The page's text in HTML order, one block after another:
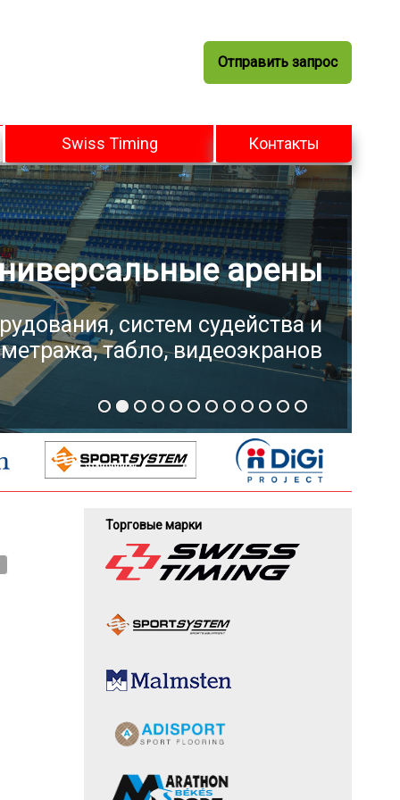
Отправить запрос
Swiss Timing Контакты
арены
систем судейства и
табло, видеоэкранов
Торговые марки